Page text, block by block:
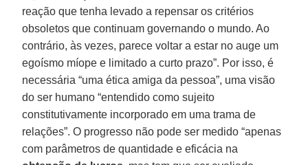
reação que tenha levado a repensar os critérios
obsoletos que continuam governando o mundo. Ao
contrário, às vezes, parece voltar a estar no auge um
egoísmo míope e limitado a curto prazo”. Por isso, é
necessária “uma ética amiga da pessoa”, uma visão
do ser humano “entendido como sujeito
constitutivamente incorporado em uma trama de
relações”. O progresso não pode ser medido “apenas
com parâmetros de quantidade e eficácia na